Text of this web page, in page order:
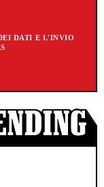
DATI E L'INVIO